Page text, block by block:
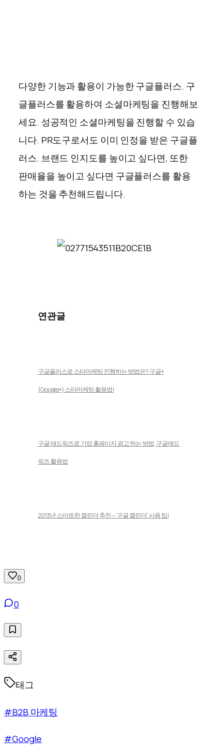
다양한 기능과 활용이 가능한 구글플러스. 구
글플러스를 활용하여 소셜마케팅을 진행해보
세요. 성공적인 소셜마케팅을 진행할 수 있습
니다. PR도구로서도 이미 인정을 받은 구글플
러스. 브랜드 인지도를 높이고 싶다면, 또한
판매율을 높이고 싶다면 구글플러스를 활용
하는 것을 추천해드립니다.
연관글
구글플러스로 스타마케팅 진행하는 방법은? 구글+
(Google+) 스타마케팅 활용법!
구글 애드워즈로 기업 홈페이지 광고 하는 방법, 구글애드
워즈 활용법
2013년 스마트한 캘린더 추천 – '구글 캘린더' 사용 팁!
0
0
태그
#B2B 마케팅
#Google